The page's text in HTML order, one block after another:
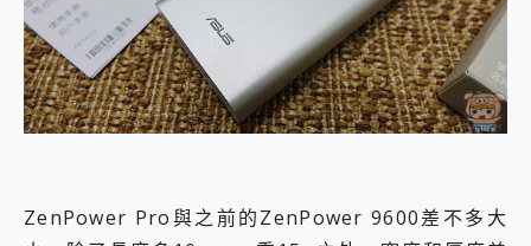
ZenPower Pro與之前的ZenPower 9600差不多大